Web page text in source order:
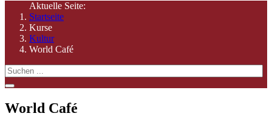
Aktuelle Seite:
Startseite
Kurse
Kultur
World Café
World Café